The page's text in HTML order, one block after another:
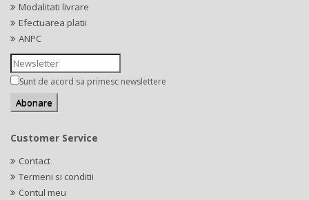
Modalitati livrare
Efectuarea platii
ANPC
Sunt de acord sa primesc newslettere
Customer Service
Contact
Termeni si conditii
Contul meu